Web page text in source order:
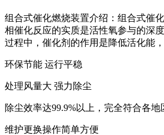
组合式催化燃烧装置介绍：组合式催
相催化反应的实质是活性氧参与的深
过程中，催化剂的作用是降低活化能
环保节能 运行平稳
处理风量大 强力除尘
除尘效率达99.9%以上，完全符合各地
维护更换操作简单方便